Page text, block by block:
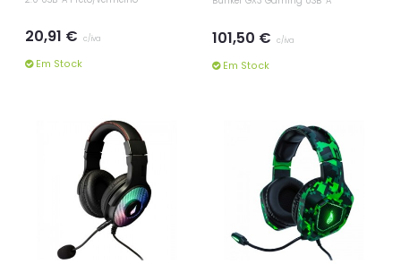
20,91 € c/iva
Em Stock
101,50 € c/iva
Em Stock